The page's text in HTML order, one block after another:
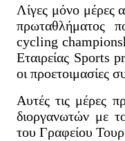
Λίγες μόνο μέρες
πρωταθλήματος
cycling
Εταιρείας Sports
οι προετοιμασίες
Αυτές τις μέρες
διοργανωτών με
του Γραφείου